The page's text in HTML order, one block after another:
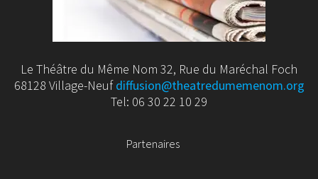
Le Théâtre du Même Nom 32, Rue du Maréchal Foch
68128 Village-Neufdiffusion@theatredumemenom.org
Tel: 06 30 22 10 29
Partenaires